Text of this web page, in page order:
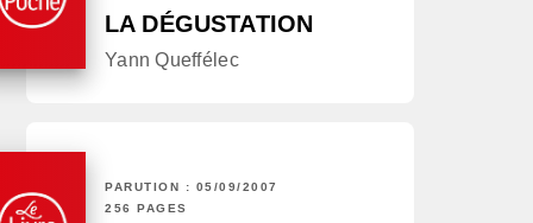
LA DÉGUSTATION
Yann Queffélec
PARUTION : 05/09/2007
256 PAGES